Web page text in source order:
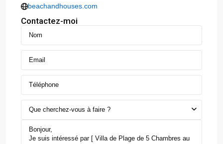
beachandhouses.com
Contactez-moi
Que cherchez-vous à faire ?